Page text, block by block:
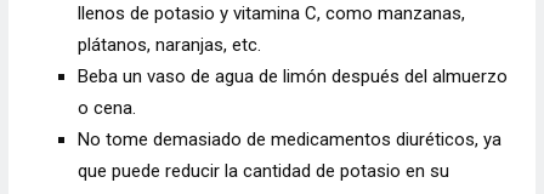
llenos de potasio y vitamina C, como manzanas,
plátanos, naranjas, etc.
Beba un vaso de agua de limón después del almuerzo
o cena.
No tome demasiado de medicamentos diuréticos, ya
que puede reducir la cantidad de potasio en su